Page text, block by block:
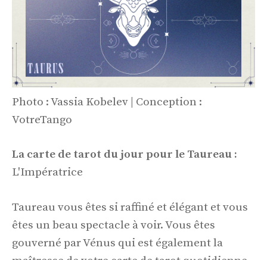
Photo : Vassia Kobelev | Conception :
VotreTango
La carte de tarot du jour pour le Taureau :
L'Impératrice
Taureau vous êtes si raffiné et élégant et vous
êtes un beau spectacle à voir. Vous êtes
gouverné par Vénus qui est également la